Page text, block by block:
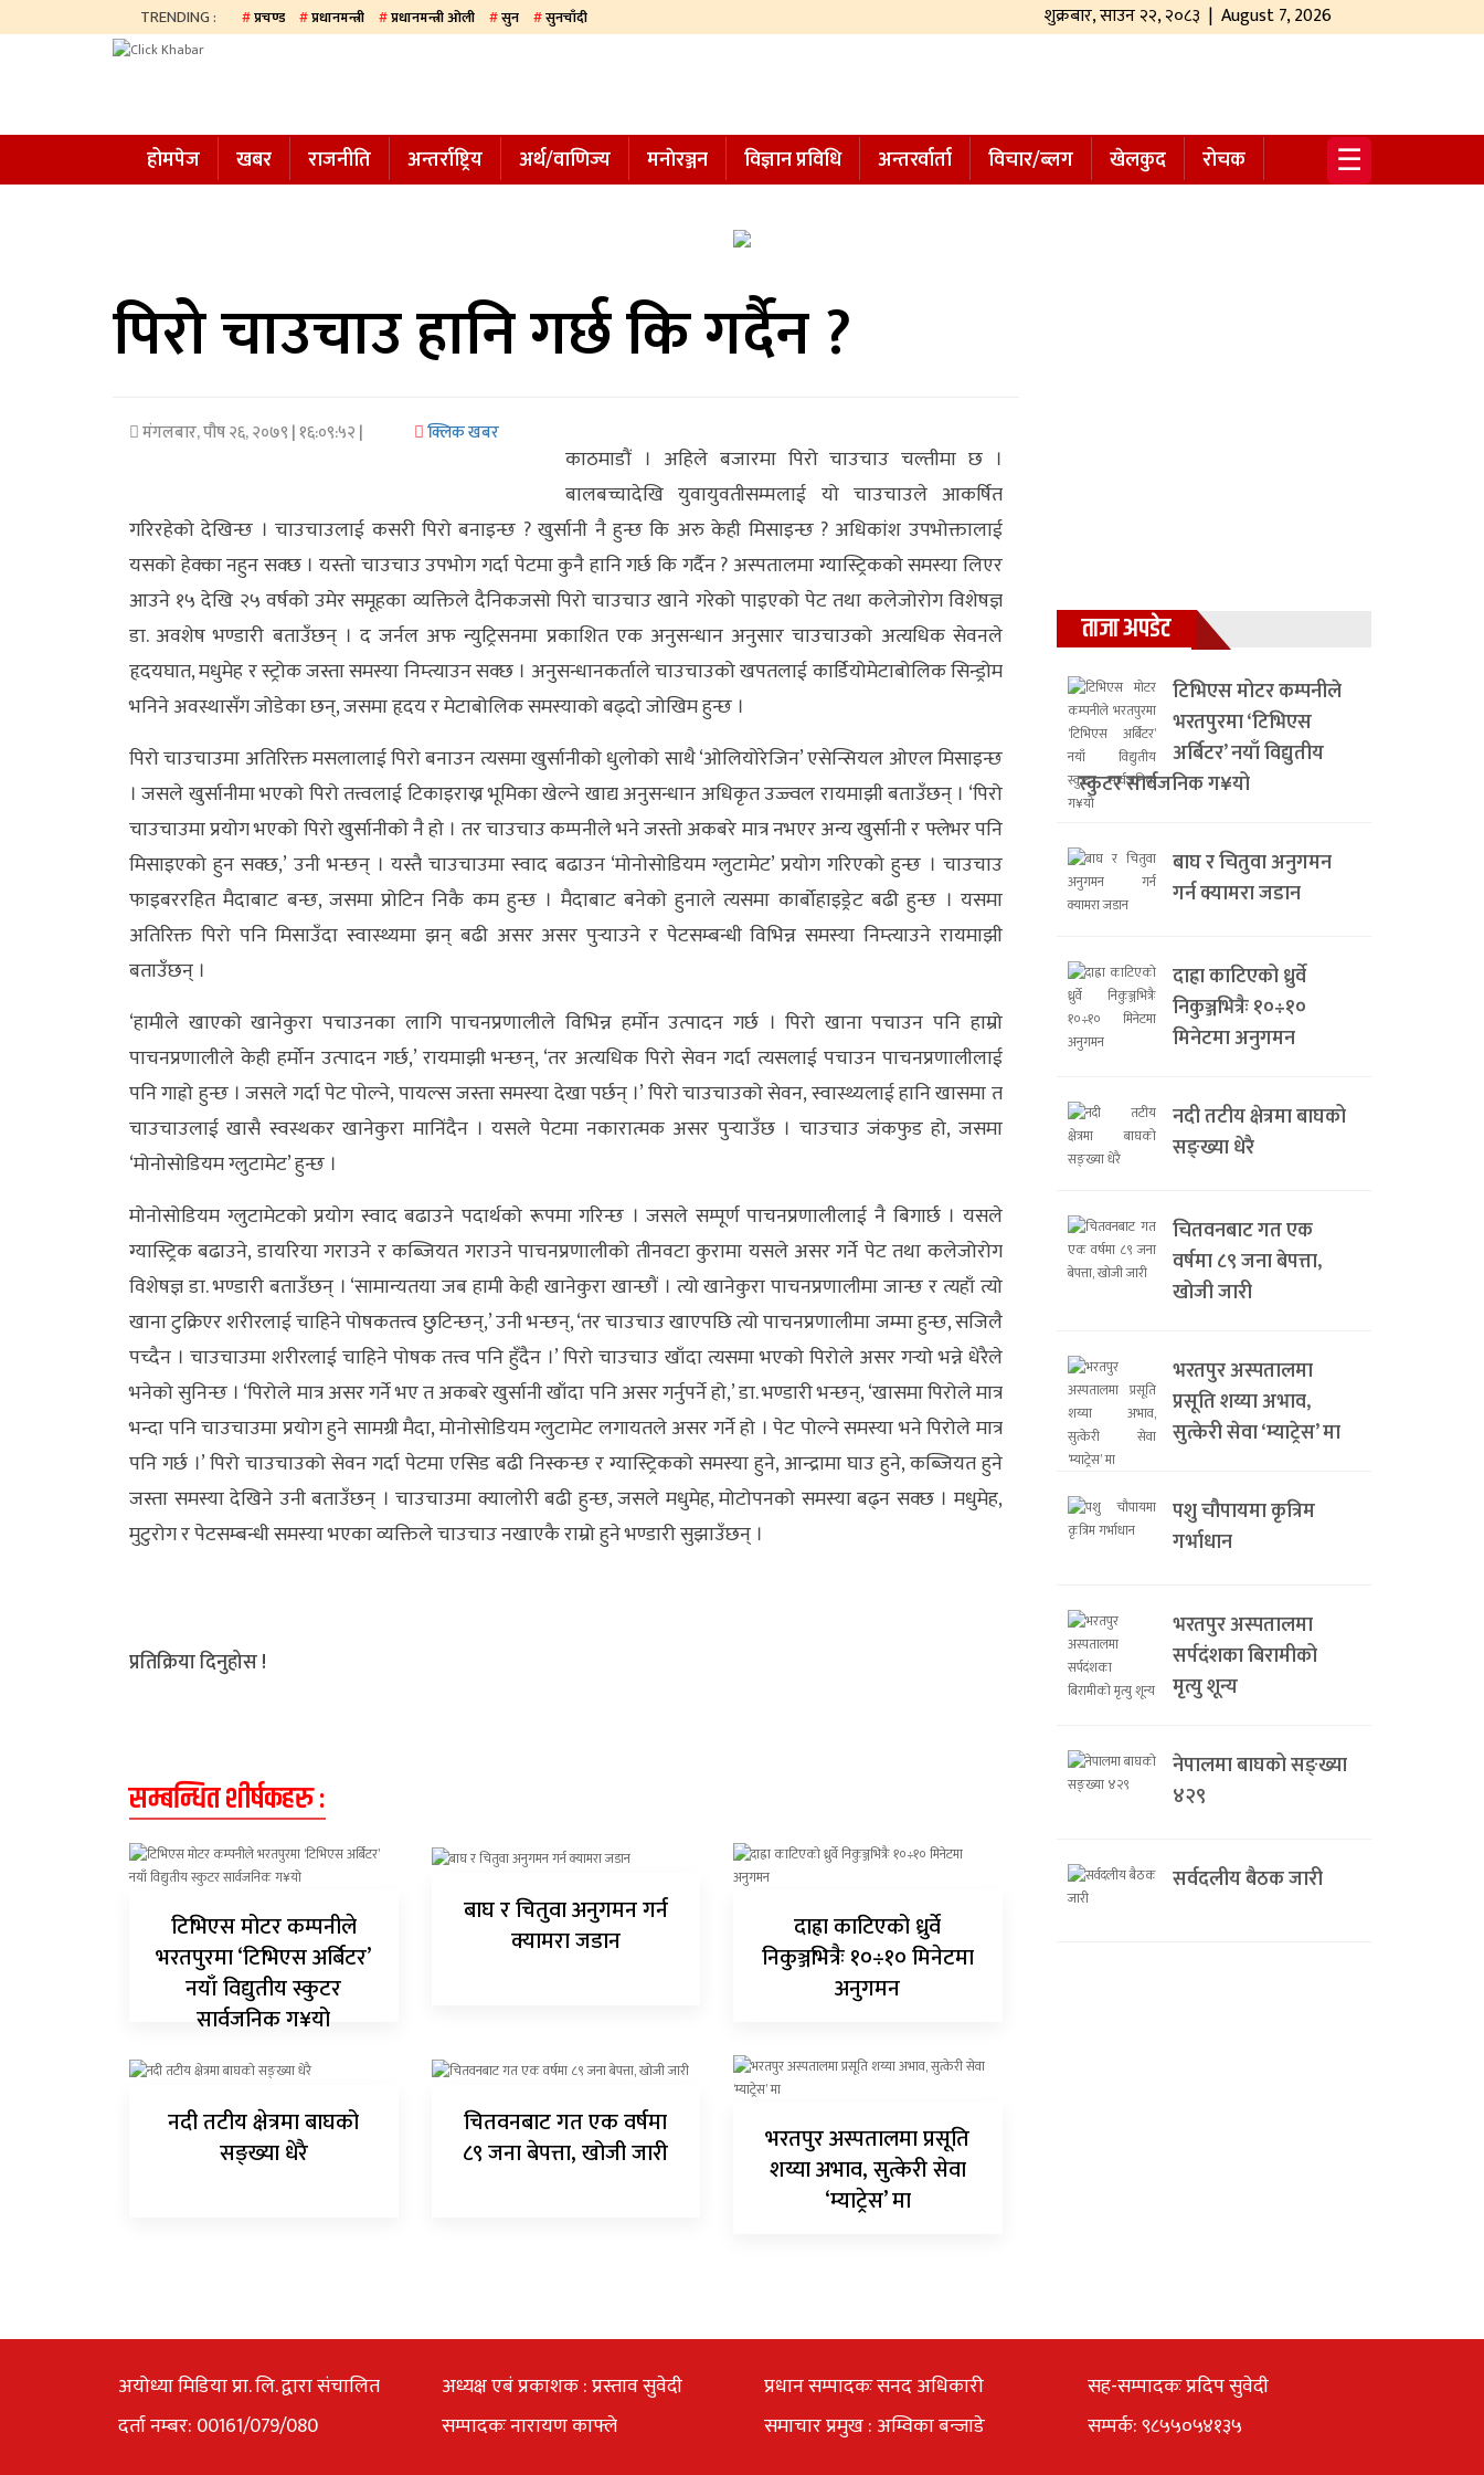
TRENDING : प्रचण्ड प्रधानमन्त्री प्रधानमन्त्री ओली सुन सुनचाँदी शुक्रबार,साउन२२,२०८३ | August 7, 2026
खबर
समाज
☰
होमपेज खबर राजनीति अन्तर्राष्ट्रिय अर्थ/वाणिज्य मनाेरञ्जन विज्ञान प्रविधि अन्तरर्वार्ता विचार/ब्लग खेलकुद
रोचक
पिरो चाउचाउ हानि गर्छ कि गर्दैन ?
मंगलबार, पौष २६, २०७९ | १६:०९:५२ | क्लिक खबर
काठमाडौं । अहिले बजारमा पिरो चाउचाउ चल्तीमा छ ।
बालबच्चादेखि युवायुवतीसम्मलाई यो चाउचाउले आकर्षित
गरिरहेको देखिन्छ । चाउचाउलाई कसरी पिरो बनाइन्छ ? खुर्सानी नै हुन्छ कि अरु केही मिसाइन्छ ? अधिकांश उपभोक्तालाई
यसको हेक्का नहुन सक्छ । यस्तो चाउचाउ उपभोग गर्दा पेटमा कुनै हानि गर्छ कि गर्दैन ? अस्पतालमा ग्यास्ट्रिकको समस्या लिएर
आउने १५ देखि २५ वर्षको उमेर समूहका व्यक्तिले दैनिकजसो पिरो चाउचाउ खाने गरेको पाइएको पेट तथा कलेजोरोग विशेषज्ञ
डा. अवशेष भण्डारी बताउँछन् । द जर्नल अफ न्युट्रिसनमा प्रकाशित एक अनुसन्धान अनुसार चाउचाउको अत्यधिक सेवनले
हृदयघात, मधुमेह र स्ट्रोक जस्ता समस्या निम्त्याउन सक्छ । अनुसन्धानकर्ताले चाउचाउको खपतलाई कार्डियोमेटाबोलिक सिन्ड्रोम
भनिने अवस्थासँग जोडेका छन्, जसमा हृदय र मेटाबोलिक समस्याको बढ्दो जोखिम हुन्छ ।
पिरो चाउचाउमा अतिरिक्त मसलालाई पिरो बनाउन त्यसमा खुर्सानीको धुलोको साथै ‘ओलियोरेजिन’ एसेन्सियल ओएल मिसाइन्छ
। जसले खुर्सानीमा भएको पिरो तत्त्वलाई टिकाइराख्न भूमिका खेल्ने खाद्य अनुसन्धान अधिकृत उज्ज्वल रायमाझी बताउँछन् । ‘पिरो
चाउचाउमा प्रयोग भएको पिरो खुर्सानीको नै हो । तर चाउचाउ कम्पनीले भने जस्तो अकबरे मात्र नभएर अन्य खुर्सानी र फ्लेभर पनि
मिसाइएको हुन सक्छ,’ उनी भन्छन् । यस्तै चाउचाउमा स्वाद बढाउन ‘मोनोसोडियम ग्लुटामेट’ प्रयोग गरिएको हुन्छ । चाउचाउ
फाइबररहित मैदाबाट बन्छ, जसमा प्रोटिन निकै कम हुन्छ । मैदाबाट बनेको हुनाले त्यसमा कार्बोहाइड्रेट बढी हुन्छ । यसमा
अतिरिक्त पिरो पनि मिसाउँदा स्वास्थ्यमा झन् बढी असर असर पुर्‍याउने र पेटसम्बन्धी विभिन्न समस्या निम्त्याउने रायमाझी
बताउँछन् ।
‘हामीले खाएको खानेकुरा पचाउनका लागि पाचनप्रणालीले विभिन्न हर्मोन उत्पादन गर्छ । पिरो खाना पचाउन पनि हाम्रो
पाचनप्रणालीले केही हर्मोन उत्पादन गर्छ,’ रायमाझी भन्छन्, ‘तर अत्यधिक पिरो सेवन गर्दा त्यसलाई पचाउन पाचनप्रणालीलाई
पनि गाह्रो हुन्छ । जसले गर्दा पेट पोल्ने, पायल्स जस्ता समस्या देखा पर्छन् ।’ पिरो चाउचाउको सेवन, स्वास्थ्यलाई हानि खासमा त
चाउचाउलाई खासै स्वस्थकर खानेकुरा मानिंदैन । यसले पेटमा नकारात्मक असर पुर्‍याउँछ । चाउचाउ जंकफुड हो, जसमा
‘मोनोसोडियम ग्लुटामेट’ हुन्छ ।
मोनोसोडियम ग्लुटामेटको प्रयोग स्वाद बढाउने पदार्थको रूपमा गरिन्छ । जसले सम्पूर्ण पाचनप्रणालीलाई नै बिगार्छ । यसले
ग्यास्ट्रिक बढाउने, डायरिया गराउने र कब्जियत गराउने पाचनप्रणालीको तीनवटा कुरामा यसले असर गर्ने पेट तथा कलेजोरोग
विशेषज्ञ डा. भण्डारी बताउँछन् । ‘सामान्यतया जब हामी केही खानेकुरा खान्छौं । त्यो खानेकुरा पाचनप्रणालीमा जान्छ र त्यहाँ त्यो
खाना टुक्रिएर शरीरलाई चाहिने पोषकतत्त्व छुटिन्छन्,’ उनी भन्छन्, ‘तर चाउचाउ खाएपछि त्यो पाचनप्रणालीमा जम्मा हुन्छ, सजिलै
पच्दैन । चाउचाउमा शरीरलाई चाहिने पोषक तत्त्व पनि हुँदैन ।’ पिरो चाउचाउ खाँदा त्यसमा भएको पिरोले असर गर्‍यो भन्ने धेरैले
भनेको सुनिन्छ । ‘पिरोले मात्र असर गर्ने भए त अकबरे खुर्सानी खाँदा पनि असर गर्नुपर्ने हो,’ डा. भण्डारी भन्छन्, ‘खासमा पिरोले मात्र
भन्दा पनि चाउचाउमा प्रयोग हुने सामग्री मैदा, मोनोसोडियम ग्लुटामेट लगायतले असर गर्ने हो । पेट पोल्ने समस्या भने पिरोले मात्र
पनि गर्छ ।’ पिरो चाउचाउको सेवन गर्दा पेटमा एसिड बढी निस्कन्छ र ग्यास्ट्रिकको समस्या हुने, आन्द्रामा घाउ हुने, कब्जियत हुने
जस्ता समस्या देखिने उनी बताउँछन् । चाउचाउमा क्यालोरी बढी हुन्छ, जसले मधुमेह, मोटोपनको समस्या बढ्न सक्छ । मधुमेह,
मुटुरोग र पेटसम्बन्धी समस्या भएका व्यक्तिले चाउचाउ नखाएकै राम्रो हुने भण्डारी सुझाउँछन् ।
प्रतिक्रिया दिनुहोस !
सम्बन्धित शीर्षकहरु :
टिभिएस मोटर कम्पनीले
भरतपुरमा ‘टिभिएस अर्बिटर’
नयाँ विद्युतीय स्कुटर
सार्वजनिक ग¥यो
बाघ र चितुवा अनुगमन गर्न
क्यामरा जडान
दाह्रा काटिएको ध्रुर्वे
निकुञ्जभित्रैः १०÷१० मिनेटमा
अनुगमन
नदी तटीय क्षेत्रमा बाघको
सङ्ख्या धेरै
चितवनबाट गत एक वर्षमा
८९ जना बेपत्ता, खोजी जारी
भरतपुर अस्पतालमा प्रसूति
शय्या अभाव, सुत्केरी सेवा
‘म्याट्रेस’ मा
ताजा अपडेट
टिभिएस मोटर कम्पनीले
भरतपुरमा ‘टिभिएस
अर्बिटर’ नयाँ विद्युतीय
स्कुटर सार्वजनिक ग¥यो
बाघ र चितुवा अनुगमन
गर्न क्यामरा जडान
दाह्रा काटिएको ध्रुर्वे
निकुञ्जभित्रैः १०÷१०
मिनेटमा अनुगमन
नदी तटीय क्षेत्रमा बाघको
सङ्ख्या धेरै
चितवनबाट गत एक
वर्षमा ८९ जना बेपत्ता,
खोजी जारी
भरतपुर अस्पतालमा
प्रसूति शय्या अभाव,
सुत्केरी सेवा ‘म्याट्रेस’ मा
पशु चौपायमा कृत्रिम
गर्भाधान
भरतपुर अस्पतालमा
सर्पदंशका बिरामीको
मृत्यु शून्य
नेपालमा बाघको सङ्ख्या
४२९
सर्वदलीय बैठक जारी
अयोध्या मिडिया प्रा. लि. द्वारा संचालित
दर्ता नम्बर: 00161/079/080
अध्यक्ष एबं प्रकाशक : प्रस्ताव सुवेदी
सम्पादकः नारायण काफ्ले
प्रधान सम्पादकः सनद अधिकारी
समाचार प्रमुख : अम्विका बन्जाडे
सह-सम्पादकः प्रदिप सुवेदी
सम्पर्क: ९८५५०५४१३५